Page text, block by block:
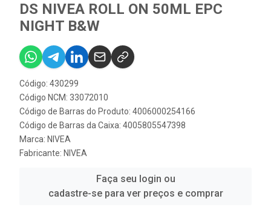
DS NIVEA ROLL ON 50ML EPC
NIGHT B&W
Código: 430299
Código NCM: 33072010
Código de Barras do Produto: 4006000254166
Código de Barras da Caixa: 4005805547398
Marca: NIVEA
Fabricante: NIVEA
Faça seu login ou
cadastre-se para ver preços e comprar